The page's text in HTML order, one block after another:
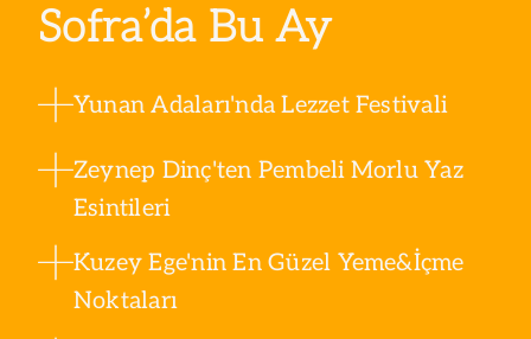
Sofra’da Bu Ay
Yunan Adaları'nda Lezzet Festivali
Zeynep Dinç'ten Pembeli Morlu Yaz
Esintileri
Kuzey Ege'nin En Güzel Yeme&İçme
Noktaları